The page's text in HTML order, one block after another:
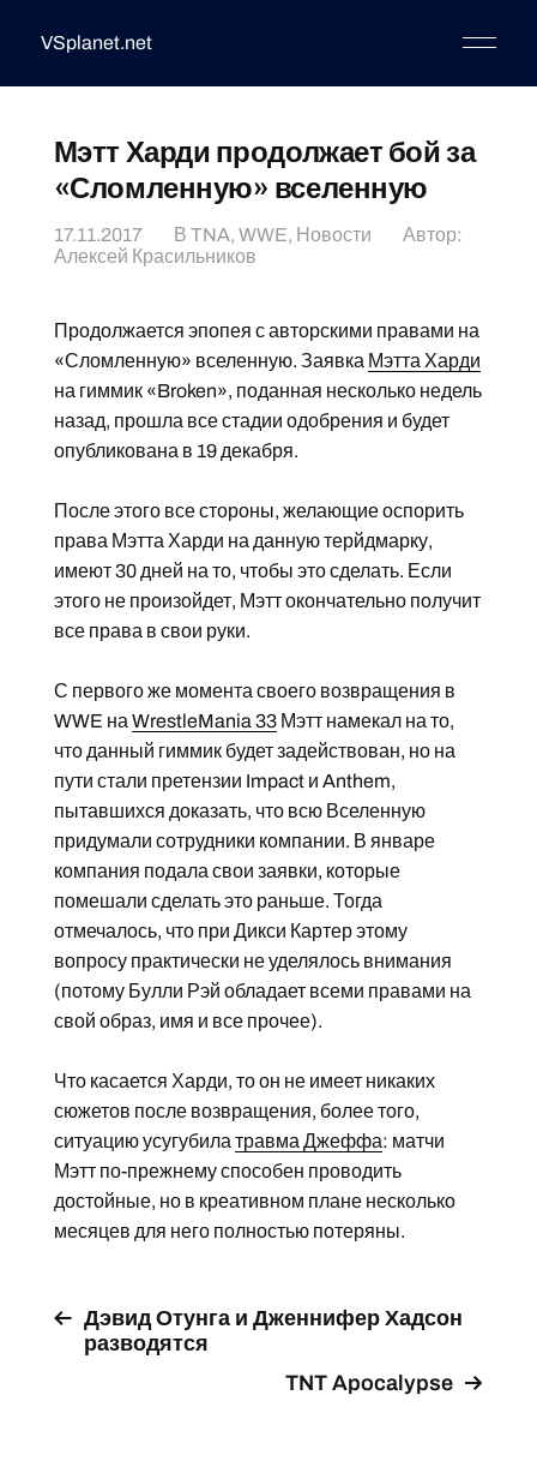
VSplanet.net
Мэтт Харди продолжает бой за
«Сломленную» вселенную
17.11.2017 В TNA, WWE, Новости
Автор:
Алексей Красильников
Продолжается эпопея с авторскими правами на
«Сломленную» вселенную. Заявка Мэтта Харди
на гиммик «Broken», поданная несколько недель
назад, прошла все стадии одобрения и будет
опубликована в 19 декабря.
После этого все стороны, желающие оспорить
права Мэтта Харди на данную терйдмарку,
имеют 30 дней на то, чтобы это сделать. Если
этого не произойдет, Мэтт окончательно получит
все права в свои руки.
С первого же момента своего возвращения в
WWE на WrestleMania 33Мэтт намекал на то,
что данный гиммик будет задействован, но на
пути стали претензии Impact и Anthem,
пытавшихся доказать, что всю Вселенную
придумали сотрудники компании. В январе
компания подала свои заявки, которые
помешали сделать это раньше. Тогда
отмечалось, что при Дикси Картер этому
вопросу практически не уделялось внимания
(потому Булли Рэй обладает всеми правами на
свой образ, имя и все прочее).
Что касается Харди, то он не имеет никаких
сюжетов после возвращения, более того,
ситуацию усугубила травма Джеффа: матчи
Мэтт по-прежнему способен проводить
достойные, но в креативном плане несколько
месяцев для него полностью потеряны.
Дэвид Отунга и Дженнифер Хадсон
разводятся
TNT Apocalypse